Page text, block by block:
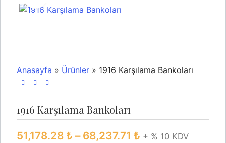
Anasayfa » Ürünler » 1916 Karşılama Bankoları
1916 Karşılama Bankoları
51,178.28 ₺ – 68,237.71 ₺ + % 10 KDV